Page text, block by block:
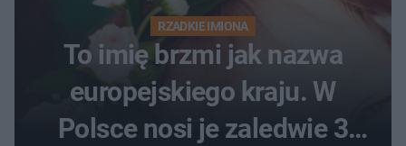
RZADKIE IMIONA
To imię brzmi jak nazwa
europejskiego kraju. W
Polsce nosi je zaledwie 3